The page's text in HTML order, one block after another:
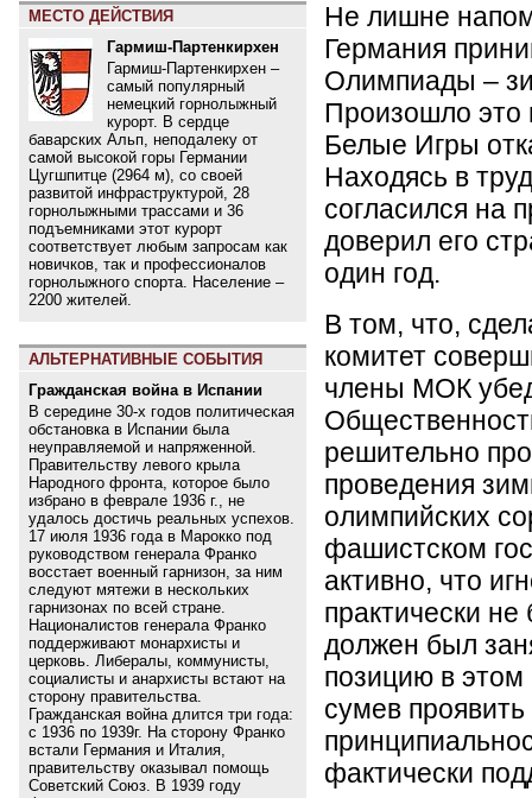
МЕСТО ДЕЙСТВИЯ
Гармиш-Партенкирхен
Гармиш-Партенкирхен –
самый популярный
немецкий горнолыжный
курорт. В сердце
баварских Альп, неподалеку от
самой высокой горы Германии
Цугшпитце (2964 м), со своей
развитой инфраструктурой, 28
горнолыжными трассами и 36
подъемниками этот курорт
соответствует любым запросам как
новичков, так и профессионалов
горнолыжного спорта. Население –
2200 жителей.
АЛЬТЕРНАТИВНЫЕ СОБЫТИЯ
Гражданская война в Испании
В середине 30-х годов политическая
обстановка в Испании была
неуправляемой и напряженной.
Правительству левого крыла
Народного фронта, которое было
избрано в феврале 1936 г., не
удалось достичь реальных успехов.
17 июля 1936 года в Марокко под
руководством генерала Франко
восстает военный гарнизон, за ним
следуют мятежи в нескольких
гарнизонах по всей стране.
Националистов генерала Франко
поддерживают монархисты и
церковь. Либералы, коммунисты,
социалисты и анархисты встают на
сторону правительства.
Гражданская война длится три года:
с 1936 по 1939г. На сторону Франко
встали Германия и Италия,
правительству оказывал помощь
Советский Союз. В 1939 году
Не лишне
Германия
Олимпиады –
Произошло это
Белые Игры
Находясь в
согласился на
доверил его
один год.
В том, что,
комитет
члены МОК
решительно
проведения
олимпийских
фашистском
активно, что
практически
должен был
позицию в
сумев
фактически